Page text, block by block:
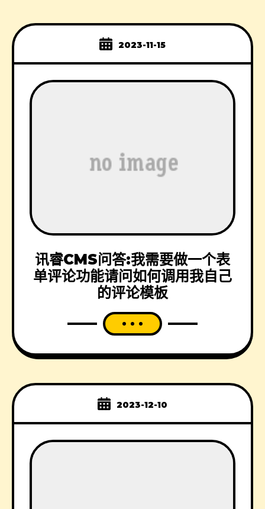
2023-11-15
讯睿CMS问答:我需要做一个表
单评论功能请问如何调用我自己
的评论模板
2023-12-10